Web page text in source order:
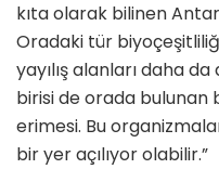
kıta olarak bilinen
Oradaki tür
yayılış alanları daha
birisi de orada bulunan
erimesi. Bu
bir yer açılıyor olabilir.”